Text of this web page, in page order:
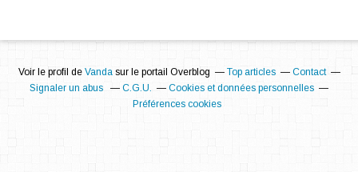
Voir le profil de Vandasur le portail Overblog Top articles
Contact
Signaler un abus
C.G.U.
Cookies et données personnelles
Préférences cookies